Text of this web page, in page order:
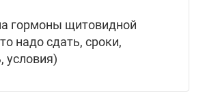
гормоны щитовидной
надо сдать, сроки,
условия)